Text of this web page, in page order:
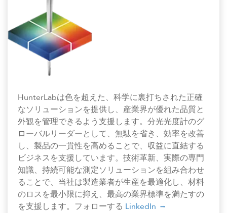
HunterLabは色を超えた、科学に裏打ちされた正確
なソリューションを提供し、産業界が優れた品質と
外観を管理できるよう支援します。分光光度計のグ
ローバルリーダーとして、無駄を省き、効率を改善
し、製品の一貫性を高めることで、収益に直結する
ビジネスを支援しています。技術革新、実際の専門
知識、持続可能な測定ソリューションを組み合わせ
ることで、当社は製造業者が生産を最適化し、材料
のロスを最小限に抑え、最高の業界標準を満たすの
を支援します。フォローする LinkedIn